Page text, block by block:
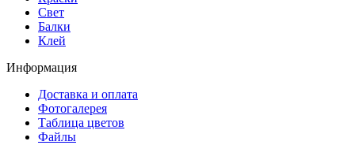
Свет
Балки
Клей
Информация
Доставка и оплата
Фотогалерея
Таблица цветов
Файлы